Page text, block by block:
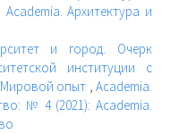
Архитектура и
и город. Очерк
институции с
Мировой опыт ,Academia.
№ 4 (2021): Academia.